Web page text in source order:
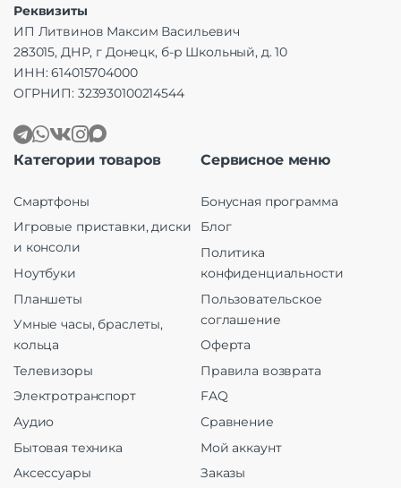
Реквизиты
ИП Литвинов Максим Васильевич
283015, ДНР, г Донецк, б-р Школьный, д. 10
ИНН: 614015704000
ОГРНИП: 323930100214544
Категории товаров
Смартфоны
Игровые приставки, диски
и консоли
Ноутбуки
Планшеты
Умные часы, браслеты,
кольца
Телевизоры
Электротранспорт
Аудио
Бытовая техника
Аксессуары
Сервисное меню
Бонусная программа
Блог
Политика
конфиденциальности
Пользовательское
соглашение
Оферта
Правила возврата
FAQ
Сравнение
Мой аккаунт
Заказы